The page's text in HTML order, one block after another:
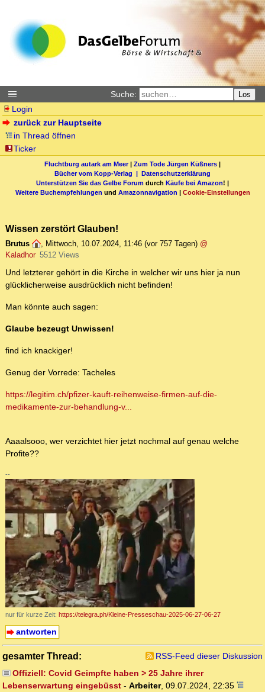
Suche: Los
Login
zurück zur Hauptseite
in Thread öffnen
Ticker
Fluchtburg autark am Meer| Zum Tode Jürgen Küßners |
Bücher vom Kopp-Verlag | Datenschutzerklärung
Unterstützen Sie das Gelbe Forum durch Käufe bei Amazon! |
Weitere Buchempfehlungen und Amazonnavigation | Cookie-Einstellungen
Wissen zerstört Glauben!
Brutus , Mittwoch, 10.07.2024, 11:46 (vor 757 Tagen) @
Kaladhor 5512 Views
Und letzterer gehört in die Kirche in welcher wir uns hier ja nun
glücklicherweise ausdrücklich nicht befinden!
Man könnte auch sagen:
Glaube bezeugt Unwissen!
find ich knackiger!
Genug der Vorrede: Tacheles
https://legitim.ch/pfizer-kauft-reihenweise-firmen-auf-die-
medikamente-zur-behandlung-v...
Aaaalsooo, wer verzichtet hier jetzt nochmal auf genau welche
Profite??
--
nur für kurze Zeit: https://telegra.ph/Kleine-Presseschau-2025-06-27-06-27
antworten
gesamter Thread:
RSS-Feed dieser Diskussion
Offiziell: Covid Geimpfte haben > 25 Jahre ihrer
Lebenserwartung eingebüsst - Arbeiter, 09.07.2024, 22:35